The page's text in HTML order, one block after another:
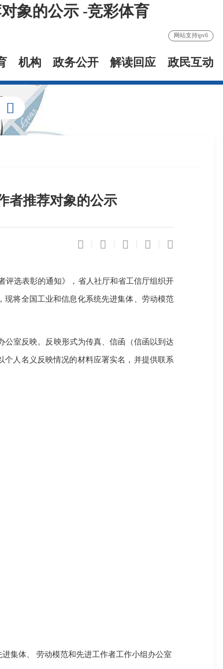
象的公示 -竞彩体育
网站支持ipv6
机构 政务公开 解读回应 政民互动
者推荐对象的公示
评选表彰的通知》， 省人社厅和省工信厅组织开
现将全国工业和信息化系统先进集体、劳动模范
公室反映。反映形式为传真、信函（信函以到达
人名义反映情况的材料应署实名，并提供联系
集体、 劳动模范和先进工作者工作小组办公室